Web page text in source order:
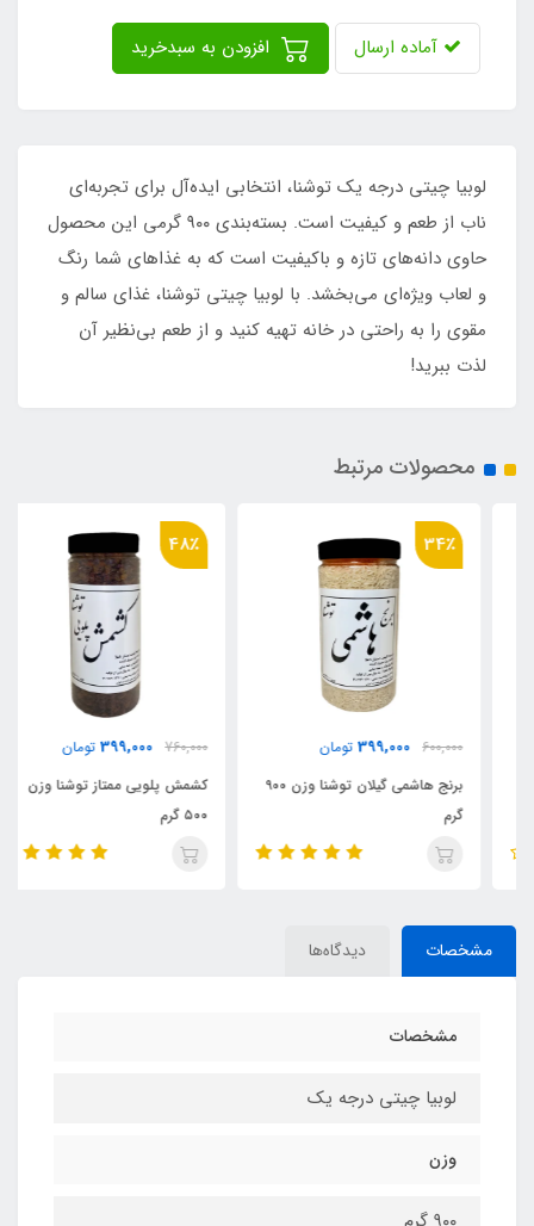
آماده ارسال
لوبیا چیتی درجه یک توشنا، انتخابی ایده‌آل برای تجربه‌ای
ناب از طعم و کیفیت است. بسته‌بندی ۹۰۰ گرمی این محصول
حاوی دانه‌های تازه و باکیفیت است که به غذاهای شما رنگ
و لعاب ویژه‌ای می‌بخشد. با لوبیا چیتی توشنا، غذای سالم و
مقوی را به راحتی در خانه تهیه کنید و از طعم بی‌نظیر آن
لذت ببرید!
محصولات مرتبط
34٪
600,000
399,000 تومان
برنج هاشمی گیلان توشنا وزن ۹۰۰
48٪
760,000
399,000 تومان
کشمش پلویی ممتاز توشنا وزن
مشخصات دیدگاه‌ها
مشخصات
لوبیا چیتی درجه یک
وزن